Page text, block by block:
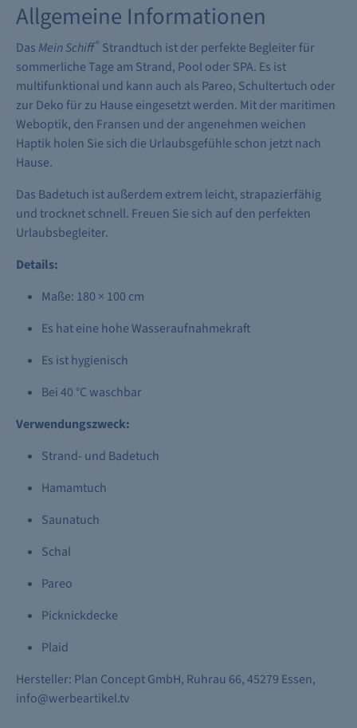
Allgemeine Informationen
Das Mein Schiff® Strandtuch ist der perfekte Begleiter für
sommerliche Tage am Strand, Pool oder SPA. Es ist
multifunktional und kann auch als Pareo, Schultertuch oder
zur Deko für zu Hause eingesetzt werden. Mit der maritimen
Weboptik, den Fransen und der angenehmen weichen
Haptik holen Sie sich die Urlaubsgefühle schon jetzt nach
Hause.
Das Badetuch ist außerdem extrem leicht, strapazierfähig
und trocknet schnell. Freuen Sie sich auf den perfekten
Urlaubsbegleiter.
Details:
Maße: 180 × 100 cm
Es hat eine hohe Wasseraufnahmekraft
Es ist hygienisch
Bei 40 °C waschbar
Verwendungszweck:
Strand- und Badetuch
Hamamtuch
Saunatuch
Schal
Pareo
Picknickdecke
Plaid
Hersteller: Plan Concept GmbH, Ruhrau 66, 45279 Essen,
info@werbeartikel.tv